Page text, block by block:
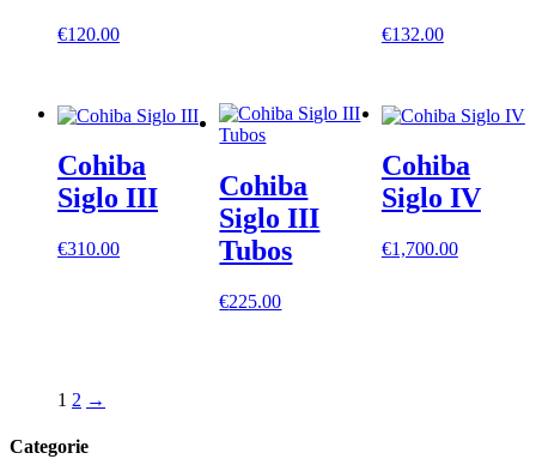
€120.00 €132.00
Cohiba
Siglo III
€310.00
Cohiba
Siglo III
Tubos
€225.00
Cohiba
Siglo IV
€1,700.00
1 2 →
Categorie